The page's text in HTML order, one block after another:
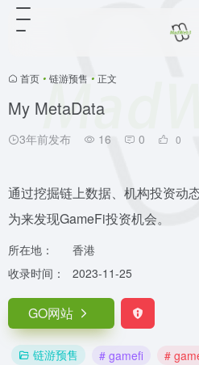
首页 • 链游预售 • 正文
My MetaData
3年前发布 16 0 0
通过挖掘链上数据、机构投资动
为来发现GameFi投资机会。
所在地：
香港
收录时间：
2023-11-25
GO网站
链游预售 # gamefi
#